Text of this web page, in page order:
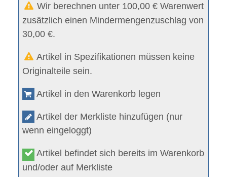
Wir berechnen unter 100,00 € Warenwert
zusätzlich einen Mindermengenzuschlag von
30,00 €.
Artikel in Spezifikationen müssen keine
Originalteile sein.
Artikel in den Warenkorb legen
Artikel der Merkliste hinzufügen (nur
wenn eingeloggt)
Artikel befindet sich bereits im Warenkorb
und/oder auf Merkliste